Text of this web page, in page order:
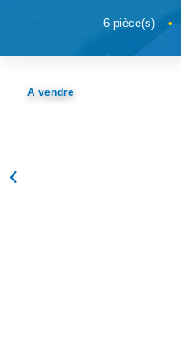
6 pièce(s) •
A vendre